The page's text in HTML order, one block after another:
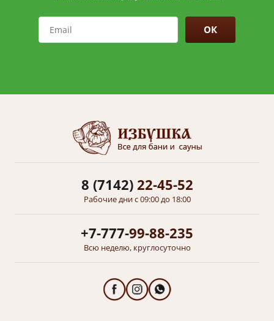
ОК
8 (7142)22-45-52
Рабочие дни с 09:00 до 18:00
+7-777-99-88-235
Всю неделю, круглосуточно